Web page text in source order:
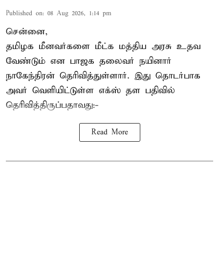
Published on: 08 Aug 2026, 1:14 pm
சென்னை,
தமிழக மீனவர்களை மீட்க மத்திய அரசு உதவ
வேண்டும் என பாஜக தலைவர் நயினார்
நாகேந்திரன் தெரிவித்துள்ளார். இது தொடர்பாக
அவர் வெளியிட்டுள்ள எக்ஸ் தள பதிவில்
தெரிவித்திருப்பதாவது:-
Read More